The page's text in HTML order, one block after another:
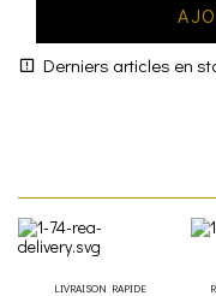
Derniers articles en
LIVRAISON RAPIDE